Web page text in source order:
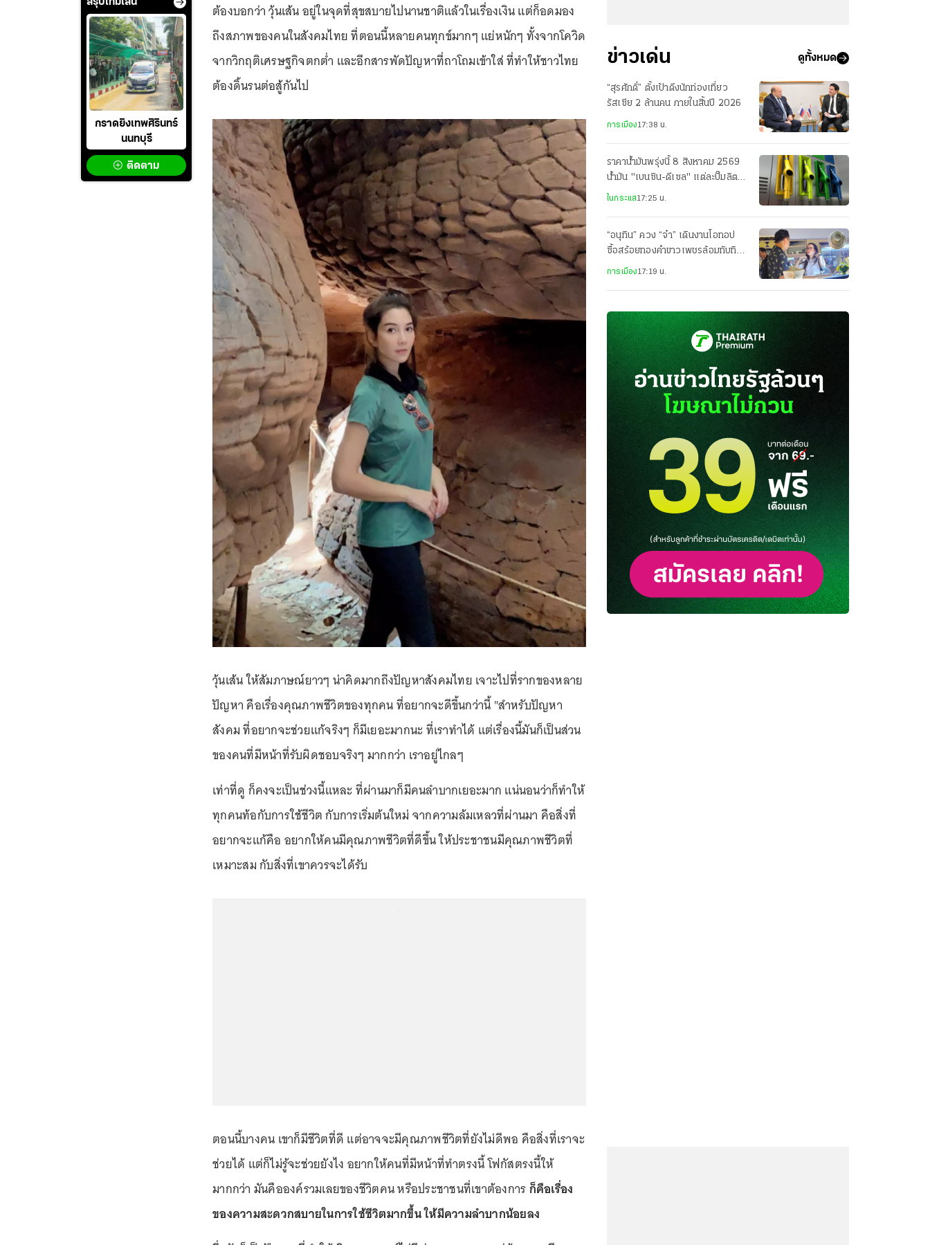
สรุปไทม์ไลน์
กราดยิงเทพศิรินทร์
นนทบุรี
ติดตาม
ต้องบอกว่า วุ้นเส้น อยู่ในจุดที่สุขสบายไปนานชาติแล้วในเรื่องเงิน แต่ก็อดมอง
ถึงสภาพของคนในสังคมไทย ที่ตอนนี้หลายคนทุกข์มากๆ แย่หนักๆ ทั้งจากโควิด
จากวิกฤติเศรษฐกิจตกต่ำ และอีกสารพัดปัญหาที่ถาโถมเข้าใส่ ที่ทำให้ชาวไทย
ต้องดิ้นรนต่อสู้กันไป
วุ้นเส้น ให้สัมภาษณ์ยาวๆ น่าคิดมากถึงปัญหาสังคมไทย เจาะไปที่รากของหลาย
ปัญหา คือเรื่องคุณภาพชีวิตของทุกคน ที่อยากจะดีขึ้นกว่านี้ "สำหรับปัญหา
สังคม ที่อยากจะช่วยแก้จริงๆ ก็มีเยอะมากนะ ที่เราทำได้ แต่เรื่องนี้มันก็เป็นส่วน
ของคนที่มีหน้าที่รับผิดชอบจริงๆ มากกว่า เราอยู่ไกลๆ
เท่าที่ดู ก็คงจะเป็นช่วงนี้แหละ ที่ผ่านมาก็มีคนลำบากเยอะมาก แน่นอนว่าก็ทำให้
ทุกคนท้อกับการใช้ชีวิต กับการเริ่มต้นใหม่ จากความล้มเหลวที่ผ่านมา คือสิ่งที่
อยากจะแก้คือ อยากให้คนมีคุณภาพชีวิตที่ดีขึ้น ให้ประชาชนมีคุณภาพชีวิตที่
เหมาะสม กับสิ่งที่เขาควรจะได้รับ
ตอนนี้บางคน เขาก็มีชีวิตที่ดี แต่อาจจะมีคุณภาพชีวิตที่ยังไม่ดีพอ คือสิ่งที่เราจะ
ช่วยได้ แต่ก็ไม่รู้จะช่วยยังไง อยากให้คนที่มีหน้าที่ทำตรงนี้ โฟกัสตรงนี้ให้
มากกว่า มันคือองค์รวมเลยของชีวิตคน หรือประชาชนที่เขาต้องการก็คือเรื่อง
ของความสะดวกสบายในการใช้ชีวิตมากขึ้น ให้มีความลำบากน้อยลง
ข่าวเด่น ดูทั้งหมด
“สุรศักดิ์” ตั้งเป้าดึงนักท่องเที่ยว
รัสเซีย 2 ล้านคน ภายในสิ้นปี 2026
การเมือง17:38 น.
ราคาน้ำมันพรุ่งนี้ 8 สิงหาคม 2569
น้ำมัน "เบนซิน-ดีเซล" แต่ละปั๊มลิตร
ละเท่าไร
ในกระแส17:25 น.
“อนุทิน” ควง “จ๋า” เดินงานโอทอป
ซื้อสร้อยทองคำขาวเพชรล้อมทับทิม
กินบ่เซี่ยง ราคา 1.2 ล้านให้
การเมือง17:19 น.